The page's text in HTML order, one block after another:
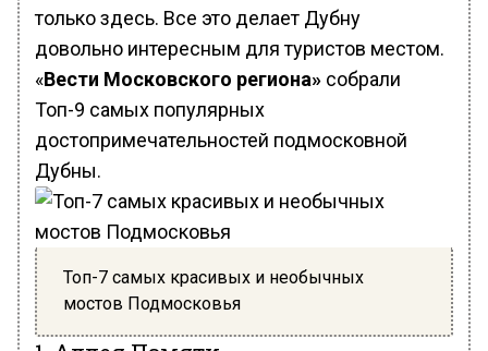
только здесь. Все это делает Дубну
довольно интересным для туристов местом.
«Вести Московского региона» собрали
Топ-9 самых популярных
достопримечательностей подмосковной
Дубны.
Топ-7 самых красивых и необычных
мостов Подмосковья